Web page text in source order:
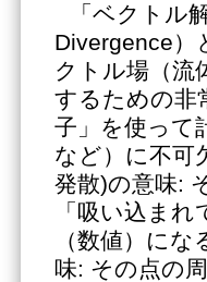
「ベクトル
Divergence）
クトル場（流
するための非
子」を使って
など）に不可
発散)の意味:
「吸い込ま
（数値）に
味: その点の